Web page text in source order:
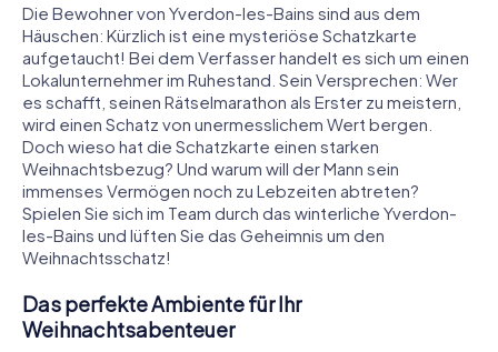
Die Bewohner von Yverdon-les-Bains sind aus dem
Häuschen: Kürzlich ist eine mysteriöse Schatzkarte
aufgetaucht! Bei dem Verfasser handelt es sich um einen
Lokalunternehmer im Ruhestand. Sein Versprechen: Wer
es schafft, seinen Rätselmarathon als Erster zu meistern,
wird einen Schatz von unermesslichem Wert bergen.
Doch wieso hat die Schatzkarte einen starken
Weihnachtsbezug? Und warum will der Mann sein
immenses Vermögen noch zu Lebzeiten abtreten?
Spielen Sie sich im Team durch das winterliche Yverdon-
les-Bains und lüften Sie das Geheimnis um den
Weihnachtsschatz!
Das perfekte Ambiente für Ihr
Weihnachtsabenteuer